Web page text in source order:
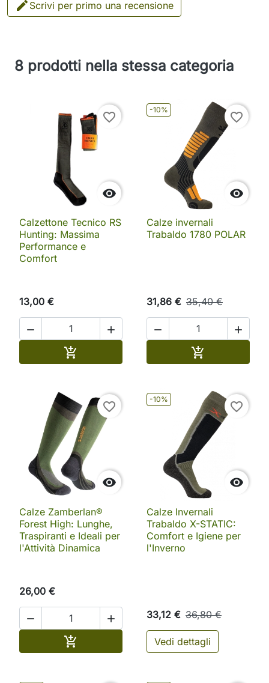
 Scrivi per primo una recensione
8 prodotti nella stessa categoria

favorite_border
Calzettone Tecnico RS
Hunting: Massima
Performance e
Comfort
13,00 €
 

-10%

favorite_border
Calze invernali
Trabaldo 1780 POLAR
31,86 € 35,40 €
 


favorite_border
Calze Zamberlan®
Forest High: Lunghe,
Traspiranti e Ideali per
l'Attività Dinamica
26,00 €
 
 Aggiungi al carrello
-10%

favorite_border
Calze Invernali
Trabaldo X-STATIC:
Comfort e Igiene per
l'Inverno
33,12 € 36,80 €
Vedi dettagli